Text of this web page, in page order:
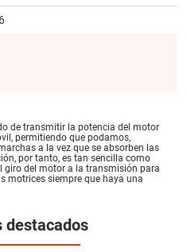
de transmitir la potencia del motor
permitiendo que podamos,
a la vez que se absorben las
por tanto, es tan sencilla como
giro del motor a la transmisión para
motrices siempre que haya una
destacados